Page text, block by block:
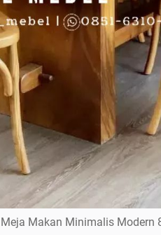
Meja Makan Minimalis Modern